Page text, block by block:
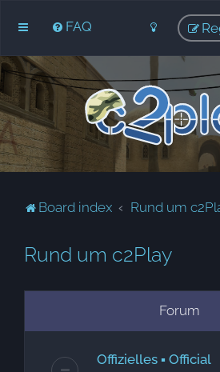
FAQ
Board index Rund um
Rund um c2Play
Forum
Offizielles ▪ Official